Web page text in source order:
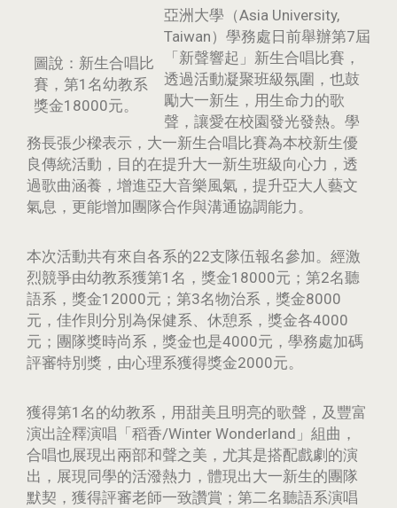
圖說：新生合唱比
賽，第1名幼教系
獎金18000元。
亞洲大學（Asia University,
Taiwan）學務處日前舉辦第7屆
「新聲響起」新生合唱比賽，
透過活動凝聚班級氛圍，也鼓
勵大一新生，用生命力的歌
聲，讓愛在校園發光發熱。學
務長張少樑表示，大一新生合唱比賽為本校新生優
良傳統活動，目的在提升大一新生班級向心力，透
過歌曲涵養，增進亞大音樂風氣，提升亞大人藝文
氣息，更能增加團隊合作與溝通協調能力。
本次活動共有來自各系的22支隊伍報名參加。經激
烈競爭由幼教系獲第1名，獎金18000元；第2名聽
語系，獎金12000元；第3名物治系，獎金8000
元，佳作則分別為保健系、休憩系，獎金各4000
元；團隊獎時尚系，獎金也是4000元，學務處加碼
評審特別獎，由心理系獲得獎金2000元。
獲得第1名的幼教系，用甜美且明亮的歌聲，及豐富
演出詮釋演唱「稻香/Winter Wonderland」組曲，
合唱也展現出兩部和聲之美，尤其是搭配戲劇的演
出，展現同學的活潑熱力，體現出大一新生的團隊
默契，獲得評審老師一致讚賞；第二名聽語系演唱